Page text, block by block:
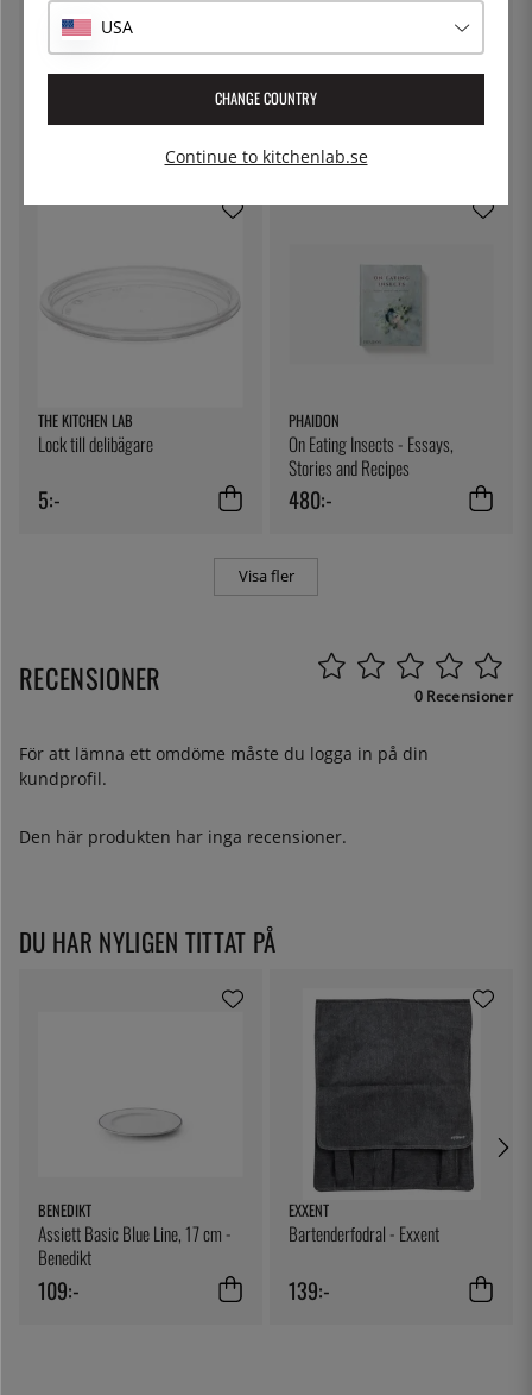
The Silver Spoon: Recipes for
Gastrosked / serveringssked
75:-
THE KITCHEN LAB
Lock till delibägare
5:-
PHAIDON
On Eating Insects - Essays,
Stories and Recipes
480:-
Visa fler
RECENSIONER 0 Recensioner
För att lämna ett omdöme måste du logga in på din
kundprofil.
Den här produkten har inga recensioner.
DU HAR NYLIGEN TITTAT PÅ
BENEDIKT
Assiett Basic Blue Line, 17 cm -
Benedikt
109:-
EXXENT
Bartenderfodral - Exxent
139:-
USA
CHANGE COUNTRY
Continue to kitchenlab.se